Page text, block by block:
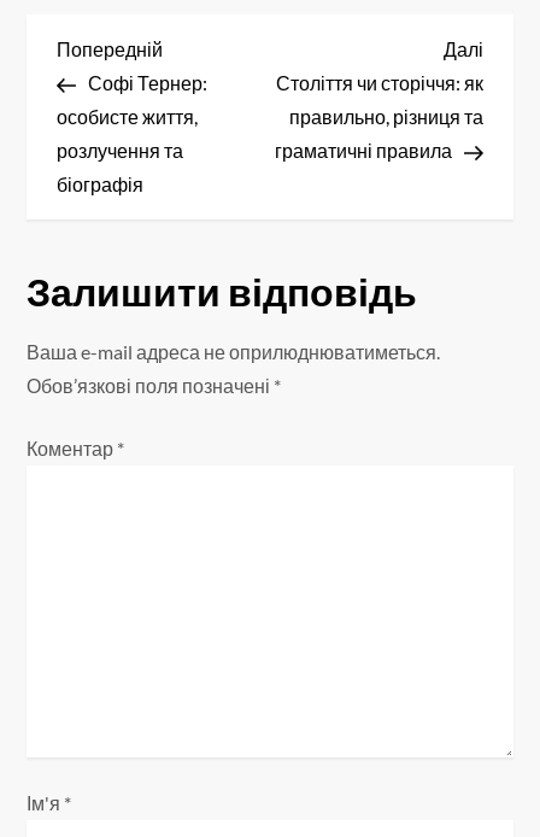
Н
а
в
а
ц
і
Попередній
запис
Попередній
Софі Тернер:
особисте життя,
розлучення та
біографія
запис
Далі
Століття чи сторіччя: як
правильно, різниця та
граматичні правила
Залишити відповідь
Ваша e-mail адреса не оприлюднюватиметься.
Обов’язкові поля позначені *
Коментар *
Ім'я *